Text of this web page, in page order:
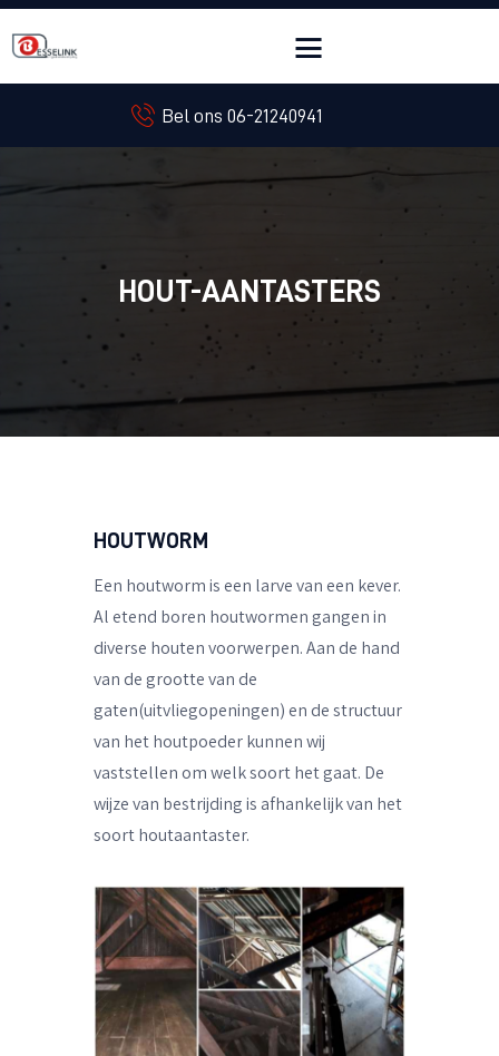
Bel ons 06-21240941
HOUT-AANTASTERS
HOME
OVER ONS
HOUTWORM
Een houtworm is een larve van een kever.
Al etend boren houtwormen gangen in
diverse houten voorwerpen. Aan de hand
van de grootte van de
gaten(uitvliegopeningen) en de structuur
van het houtpoeder kunnen wij
vaststellen om welk soort het gaat. De
wijze van bestrijding is afhankelijk van het
soort houtaantaster.